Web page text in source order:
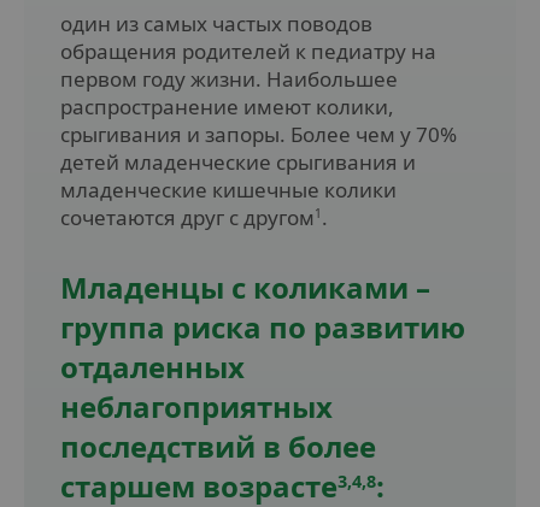
один из самых частых поводов
обращения родителей к педиатру на
первом году жизни. Наибольшее
распространение имеют колики,
срыгивания и запоры. Более чем у 70%
детей младенческие срыгивания и
младенческие кишечные колики
сочетаются друг с другом 1 .
Младенцы с коликами –
группа риска по развитию
отдаленных
неблагоприятных
последствий в более
старшем возрасте3,4,8: